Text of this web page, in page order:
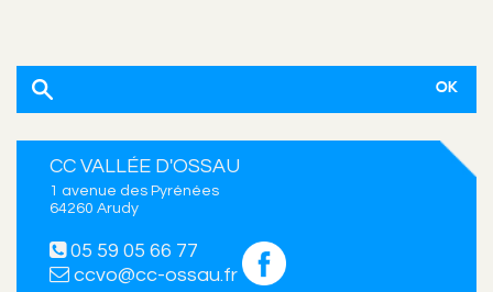
CC VALLÉE D'OSSAU
1 avenue des Pyrénées
64260 Arudy
05 59 05 66 77
ccvo@cc-ossau.fr